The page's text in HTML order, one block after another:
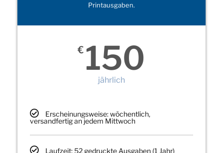
Printausgaben.
€ 150
jährlich
Erscheinungsweise: wöchentlich,
versandfertig an jedem Mittwoch
Laufzeit: 52 gedruckte Ausgaben (1 Jahr)